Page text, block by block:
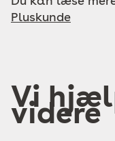
Pluskunde
Vi
videre